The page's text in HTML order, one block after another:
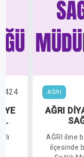
AĞRI
AĞRI
AĞRI iline
ilçesinde